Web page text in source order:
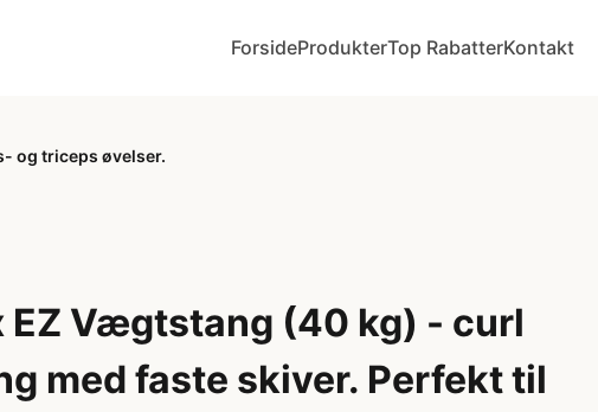
ForsideProdukterTop RabatterKontakt
og triceps øvelser.
EZ Vægtstang (40 kg) - curl
med faste skiver. Perfekt til